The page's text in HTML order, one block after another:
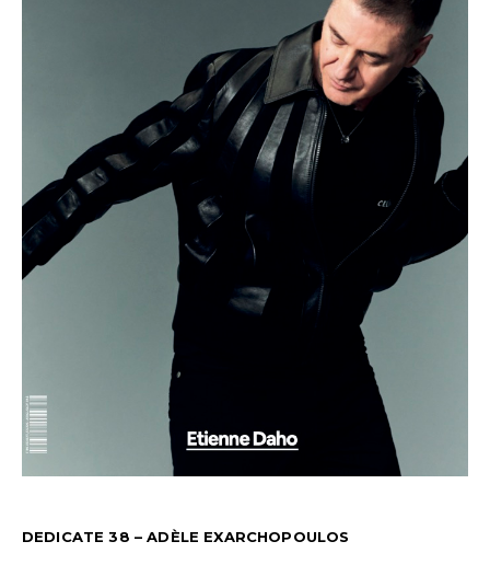
DEDICATE 38 – ADÈLE EXARCHOPOULOS